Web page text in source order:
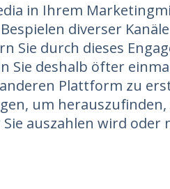
in Ihrem
diverser
Sie durch dieses
Sie deshalb öfter
Plattform zu
um herauszufinden,
auszahlen wird oder